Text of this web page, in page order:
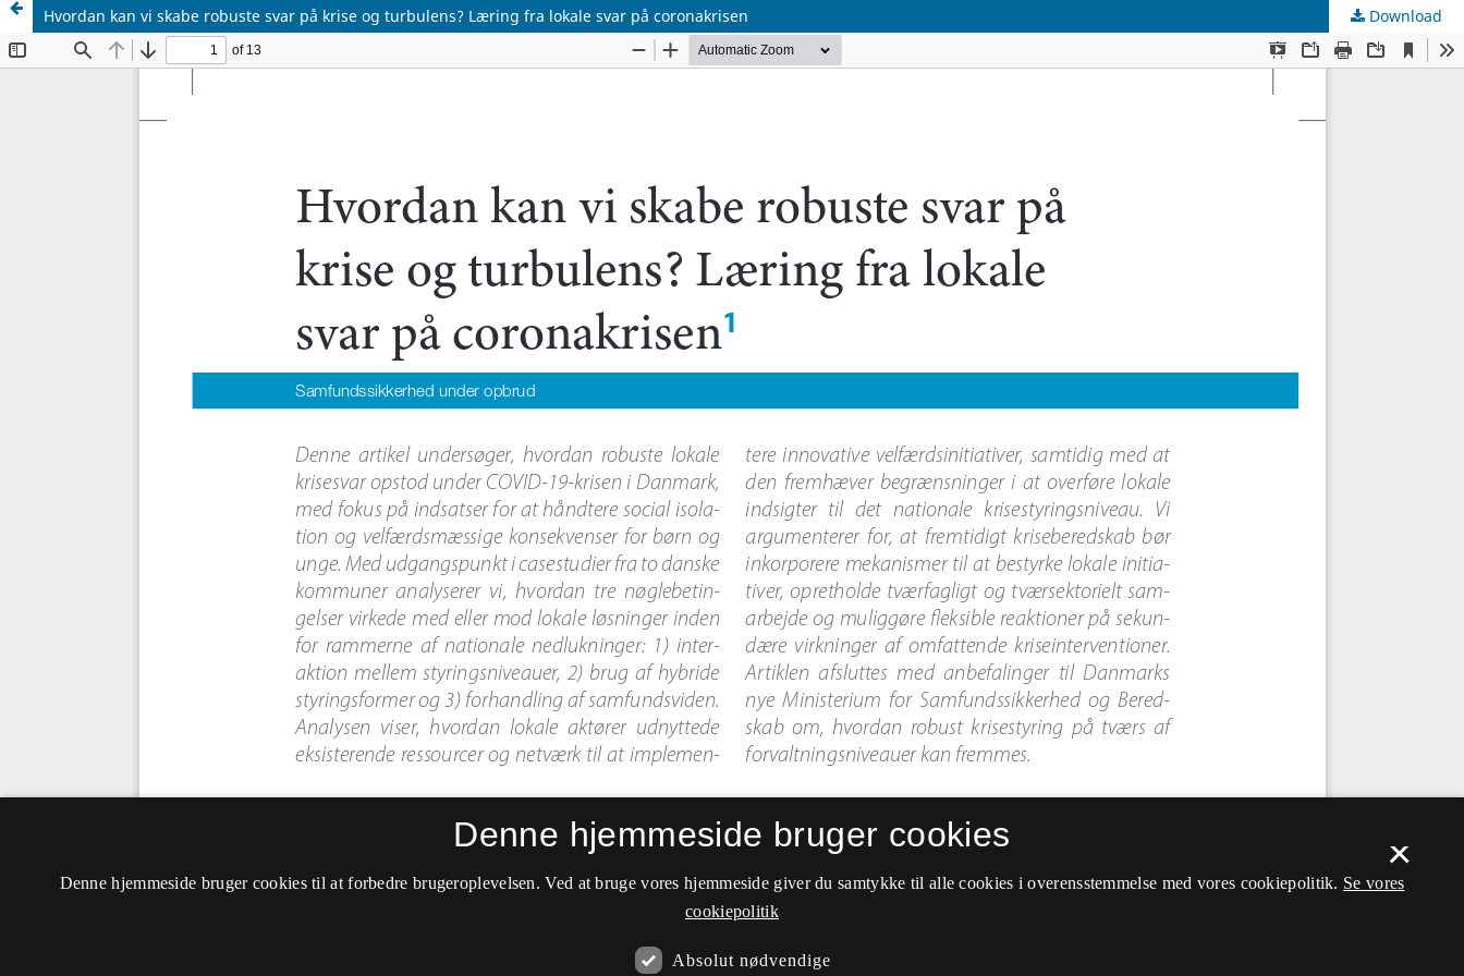
Hvordan kan vi skabe robuste svar på krise og turbulens? Læring fra lokale svar på coronakrisen Download
×
Denne hjemmeside bruger cookies
Denne hjemmeside bruger cookies til at forbedre brugeroplevelsen. Ved at bruge vores hjemmeside giver du samtykke til alle cookies i overensstemmelse med vores cookiepolitik. Se vores
cookiepolitik
Absolut nødvendige